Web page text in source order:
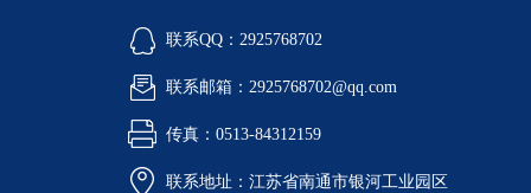
联系QQ：2925768702
联系邮箱：2925768702@qq.com
传真：0513-84312159
联系地址：江苏省南通市银河工业园区